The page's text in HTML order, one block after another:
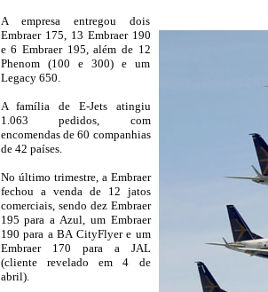
A empresa entregou dois
Embraer 175, 13 Embraer 190
e 6 Embraer 195, além de 12
Phenom (100 e 300) e um
Legacy 650.
A família de E-Jets atingiu
1.063 pedidos, com
encomendas de 60 companhias
de 42 países.
No último trimestre, a Embraer
fechou a venda de 12 jatos
comerciais, sendo dez Embraer
195 para a Azul, um Embraer
190 para a BA CityFlyer e um
Embraer 170 para a JAL
(cliente revelado em 4 de
abril).